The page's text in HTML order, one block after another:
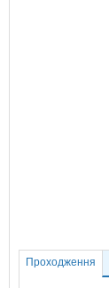
Проходження